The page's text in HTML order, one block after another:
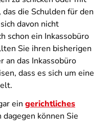
das die Schulden für den
davon nicht
schon ein Inkassobüro
Sie ihren bisherigen
das Inkassobüro
dass es sich um eine
ein gerichtliches
dagegen können Sie